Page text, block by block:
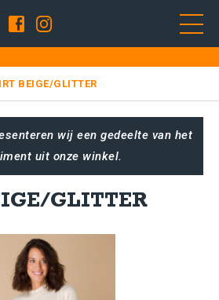
BEIGE/GLITTER
wij een gedeelte van het
uit onze winkel.
GLITTER